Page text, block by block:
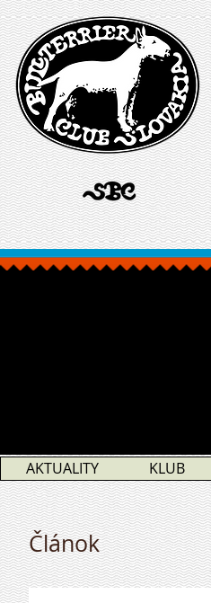
AKTUALITY KLUB
Článok